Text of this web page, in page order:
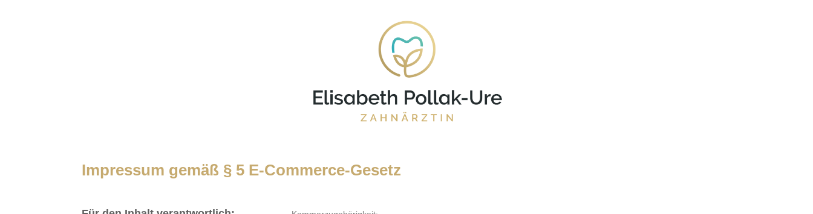
Impressum gemäß § 5 E-Commerce-Gesetz